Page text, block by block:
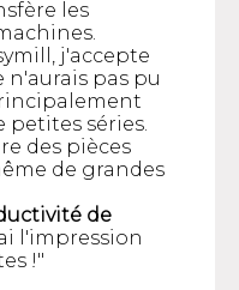
les
j'accepte
n'aurais pas pu
petites séries.
des pièces
de grandes
de
l'impression
!"